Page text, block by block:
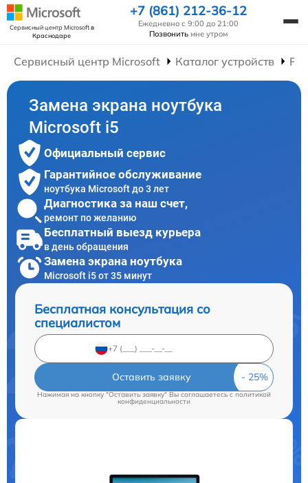
Сервисный центр Microsoftв
Краснодаре
+7 (861) 212-36-12
Ежедневно с 9:00 до 21:00
Позвонить мне утром
Сервисный центр Microsoft Каталог устройств
Замена экрана ноутбука
Microsoft i5
Официальный сервис
Гарантийное обслуживание
ноутбука Microsoft до 3 лет
Диагностика за наш счет,
ремонт по желанию
Бесплатный выезд курьера
в день обращения
Замена экрана ноутбука
Microsoft i5 от 35 минут
Бесплатная консультация со
специалистом
Оставить заявку
Нажимая на кнопку "Оставить заявку" Вы соглашаетесь cполитикой
конфиденциальности